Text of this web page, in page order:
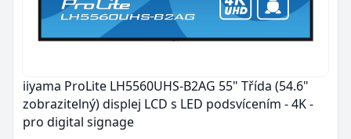
iiyama ProLite LH5560UHS-B2AG 55" Třída (54.6"
zobrazitelný) displej LCD s LED podsvícením - 4K -
pro digital signage